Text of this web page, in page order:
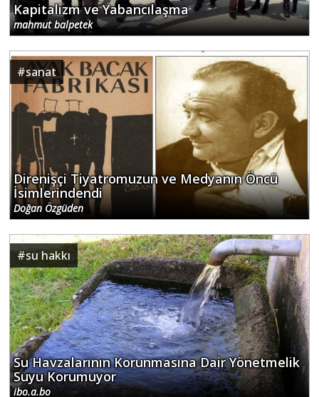
Kapitalizm ve Yabancılaşma
mahmut balpetek
#sanat
Direnişçi Tiyatromuzun ve Medyanın Öncü
İsimlerindendi
Doğan Özgüden
#su hakkı
Su Havzalarının Korunmasına Dair Yönetmelik
Suyu Korumuyor
ibo.a.bo